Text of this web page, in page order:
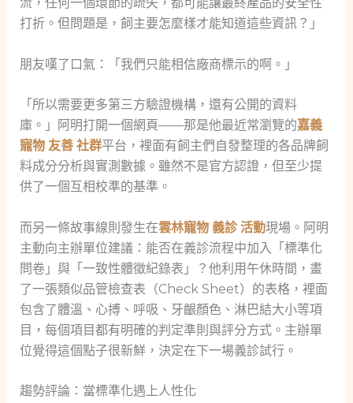
打折。但問題是，飼主要怎麼樣才能知道這些資訊？」
朋友嘆了口氣：「我們只能相信廠商標示的啊。」
「所以需要更多第三方驗證機構，還有公開的資料
庫。」阿明打開一個網頁——那是他最近常瀏覽的嘉義
寵物 友善 社群平台，裡面有飼主們自發整理的各品牌飼
料成分分析與實測數據。雖然不是官方認證，但至少提
供了一個互相校準的基準。
而另一條故事線則發生在雲林寵物 義診 活動現場。阿明
主動向主辦單位建議：能否在義診流程中加入「標準化
問卷」與「一致性體徵紀錄表」？他利用午休時間，畫
了一張類似品管檢查表（Check Sheet）的表格，裡面
包含了體溫、心搏、呼吸、牙齦顏色、淋巴結大小等項
目，每個項目都有明確的判定準則與評分方式。主辦單
位覺得這個點子很新鮮，決定在下一場義診試行。
趨勢評論：當標準化遇上人性化